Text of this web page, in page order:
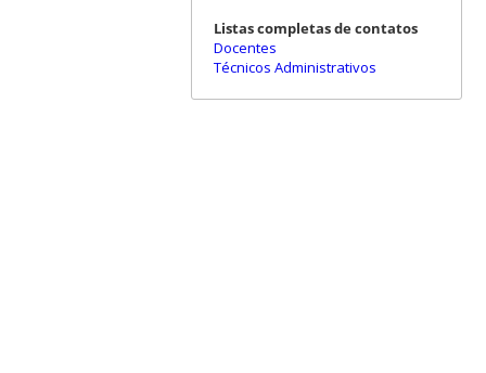
Listas completas de contatos
Docentes
Técnicos Administrativos